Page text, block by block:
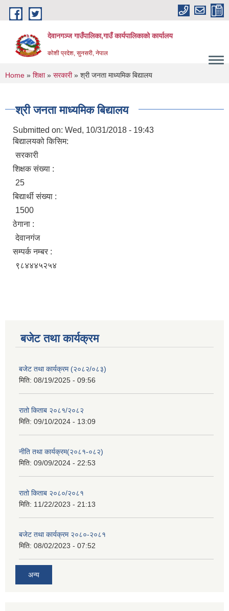
Skip to main content
देवानगञ्ज गाउँपालिका,गाउँ कार्यपालिकाको कार्यालय
कोशी प्रदेश, सुनसरी, नेपाल
You are here
Home » शिक्षा» सरकारी» श्री जनता माध्यमिक बिद्यालय
श्री जनता माध्यमिक बिद्यालय
Submitted on: Wed, 10/31/2018 - 19:43
बिद्यालयको किसिम:
सरकारी
शिक्षक संख्या :
25
बिद्यार्थी संख्या :
1500
ठेगाना :
देवानगंज
सम्पर्क नम्बर :
९८४४४५२५४
बजेट तथा कार्यक्रम
बजेट तथा कार्यक्रम (२०८२/०८३)
मिति: 08/19/2025 - 09:56
रातो किताब २०८१/२०८२
मिति: 09/10/2024 - 13:09
नीति तथा कार्यक्रम(२०८१-०८२)
मिति: 09/09/2024 - 22:53
रातो किताब २०८०/२०८१
मिति: 11/22/2023 - 21:13
बजेट तथा कार्यक्रम २०८०-२०८१
मिति: 08/02/2023 - 07:52
अन्य